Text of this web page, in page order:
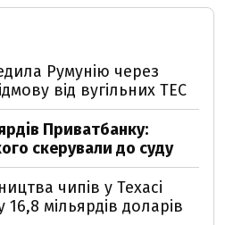
Румунію через
від вугільних ТЕС
Приватбанку:
скерували до суду
чипів у Техасі
16,8 мільярдів доларів